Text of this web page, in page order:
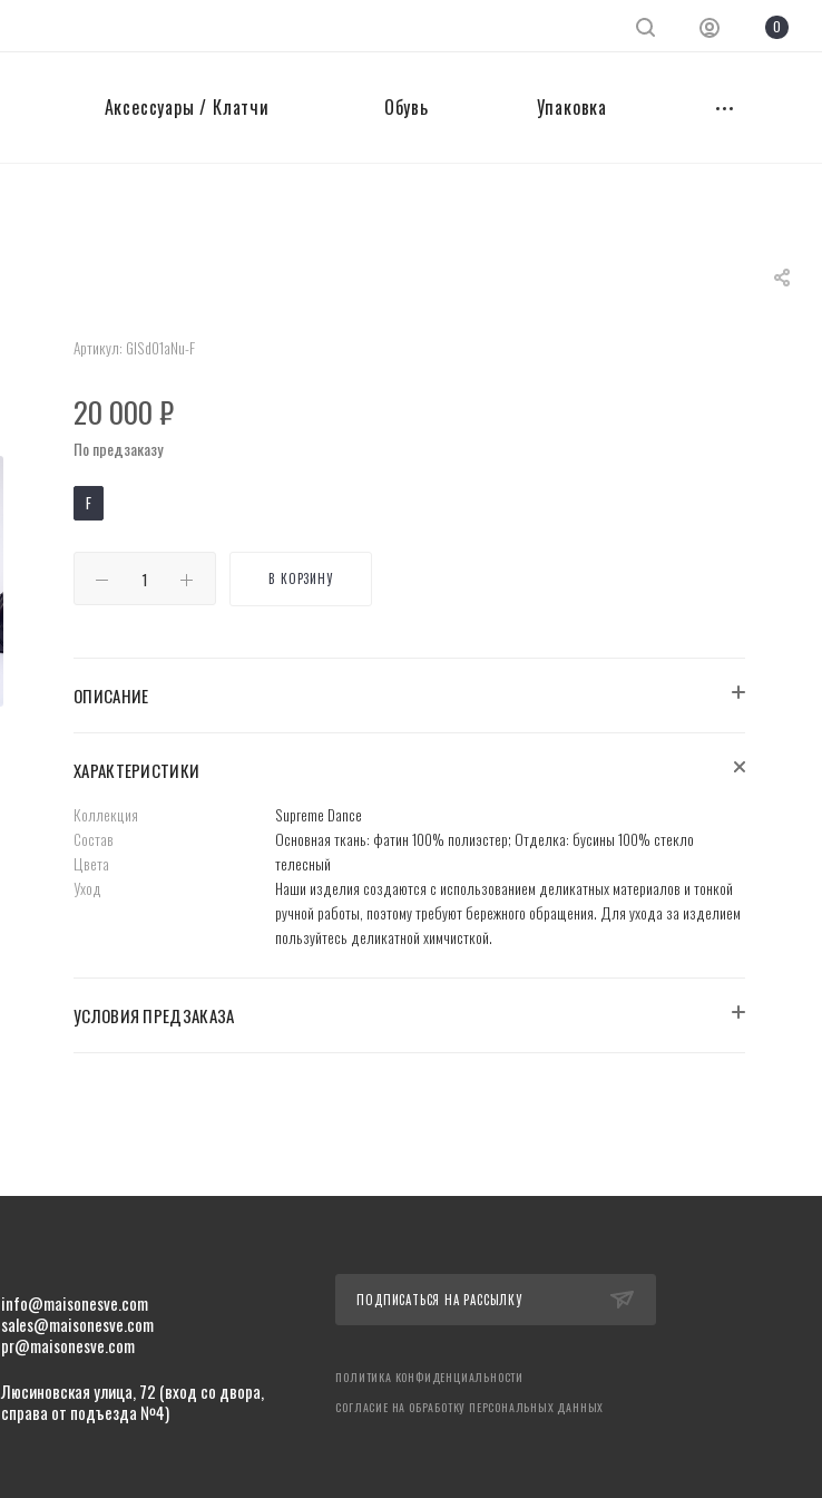
0
Аксессуары / Клатчи Обувь Упаковка
Артикул: GlSd01aNu-F
20 000₽
По предзаказу
F
В КОРЗИНУ
ОПИСАНИЕ
ХАРАКТЕРИСТИКИ
Коллекция
Supreme Dance
Состав
Основная ткань: фатин 100% полиэстер; Отделка: бусины 100% стекло
Цвета
телесный
Уход
Наши изделия создаются с использованием деликатных материалов и тонкой
ручной работы, поэтому требуют бережного обращения. Для ухода за изделием
пользуйтесь деликатной химчисткой.
УСЛОВИЯ ПРЕДЗАКАЗА
info@maisonesve.com
sales@maisonesve.com
pr@maisonesve.com
Люсиновская улица, 72 (вход со двора,
справа от подъезда №4)
ПОДПИСАТЬСЯ НА РАССЫЛКУ
ПОЛИТИКА КОНФИДЕНЦИАЛЬНОСТИ
СОГЛАСИЕ НА ОБРАБОТКУ ПЕРСОНАЛЬНЫХ ДАННЫХ